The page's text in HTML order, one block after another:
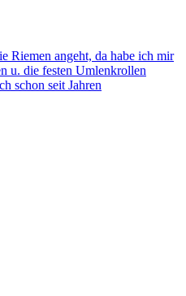
angeht, da habe ich mir
u. die festen Umlenkrollen
schon seit Jahren